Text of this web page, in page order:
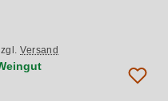
Versand